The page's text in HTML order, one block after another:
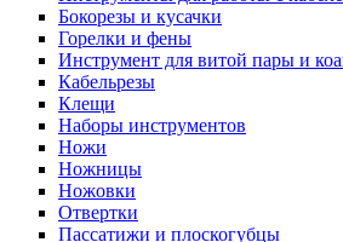
Бокорезы и кусачки
Горелки и фены
Инструмент для витой пары и
Кабельрезы
Клещи
Наборы инструментов
Ножи
Ножницы
Ножовки
Отвертки
Пассатижи и плоскогубцы